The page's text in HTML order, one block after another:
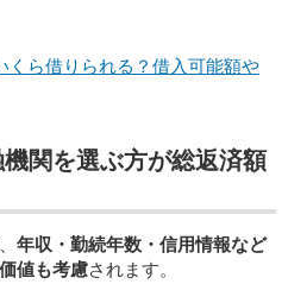
くら借りられる？借入可能額や
関を選ぶ方が総返済額
年収・勤続年数・信用情報など
値も考慮されます。